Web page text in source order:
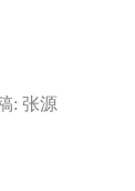
: 张源